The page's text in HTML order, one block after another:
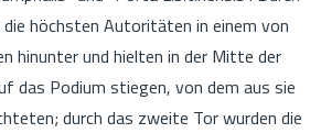
höchsten Autoritäten in einem von
hinunter und hielten in der Mitte der
das Podium stiegen, von dem aus sie
durch das zweite Tor wurden die